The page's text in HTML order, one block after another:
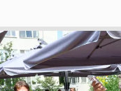
Женя
и другие